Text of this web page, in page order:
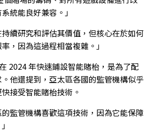
統能良好兼容。」
持續研究和評估其價值，但核心在於如何
，因為這過程相當複雜。」
2024 年快速鋪設智能賭枱，是為了配
他還提到，亞太區各國的監管機構似乎
接受智能賭枱技術。
監管機構喜歡這項技術，因為它能保障